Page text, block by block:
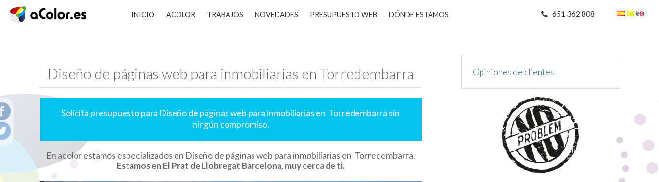
INICIO ACOLOR TRABAJOS NOVEDADES PRESUPUESTO WEB DÓNDE ESTAMOS 651 362 808
Diseño de páginas web para inmobiliarias en Torredembarra
Solicita presupuesto para Diseño de páginas web para inmobiliarias en Torredembarra sin
ningún compromiso.
En acolor estamos especializados en Diseño de páginas web para inmobiliarias en Torredembarra.
Estamos en El Prat de Llobregat Barcelona, muy cerca de ti.
Opiniones de clientes